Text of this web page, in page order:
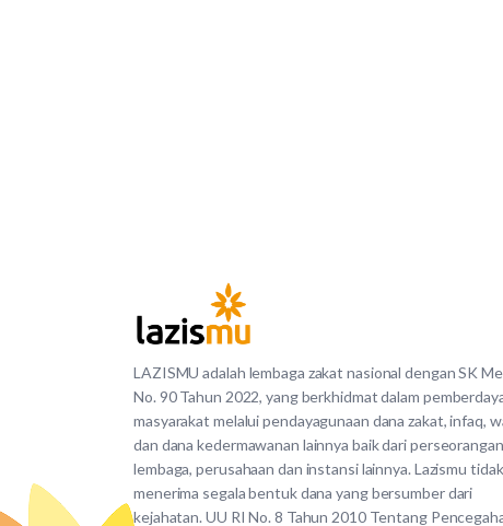
LAZISMU adalah lembaga zakat nasional dengan SK
No. 90 Tahun 2022, yang berkhidmat dalam
masyarakat melalui pendayagunaan dana zakat, infaq,
dan dana kedermawanan lainnya baik dari
lembaga, perusahaan dan instansi lainnya. Lazismu tidak
menerima segala bentuk dana yang bersumber dari
kejahatan. UU RI No. 8 Tahun 2010 Tentang